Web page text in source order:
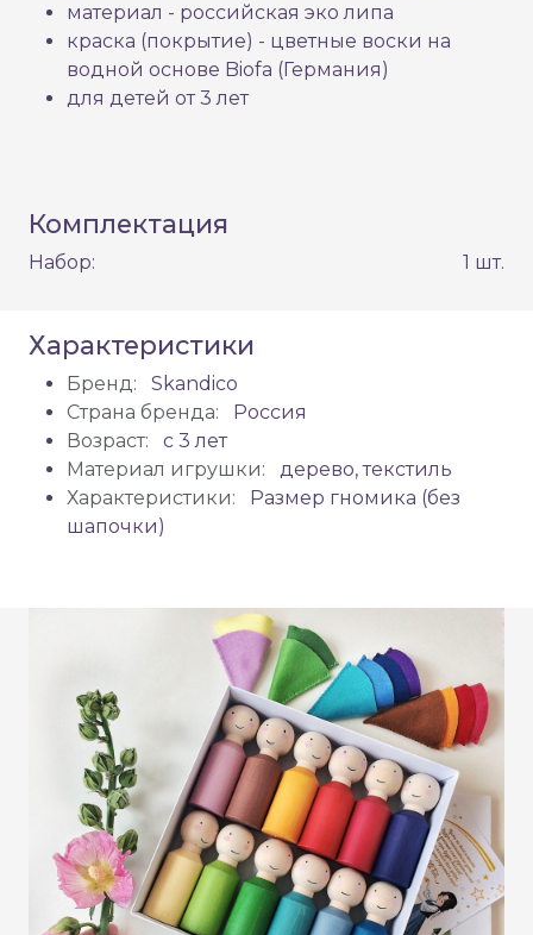
материал - российская эко липа
краска (покрытие) - цветные воски на
водной основе Biofa (Германия)
для детей от 3 лет
Комплектация
Набор: 1 шт.
Характеристики
Бренд:
Skandico
Страна бренда:
Россия
Возраст:
с 3 лет
Материал игрушки:
дерево, текстиль
Характеристики:
Размер гномика (без
шапочки)